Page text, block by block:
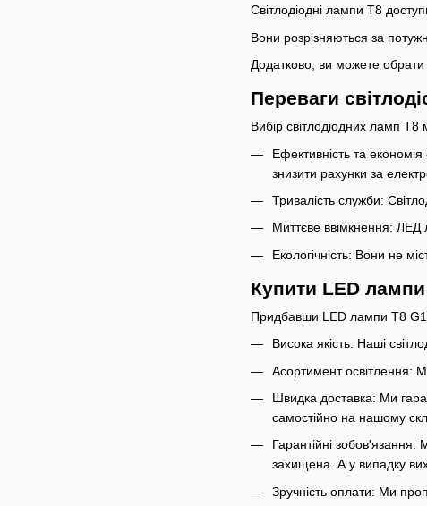
Світлодіодні лампи T8
Вони розрізняються за
Додатково, ви можете обрати
Переваги
Вибір світлодіодних ламп T8
Ефективність та
знизити рахунки за
Тривалість служби:
Миттєве ввімкнення: ЛЕД
Екологічність: Вони не
Купити LED лампи
Придбавши LED лампи T8
Висока якість: Наші
Асортимент освітлення:
Швидка доставка: Ми
самостійно на нашому
Гарантійні
захищена. А у випадку
Зручність оплати: Ми